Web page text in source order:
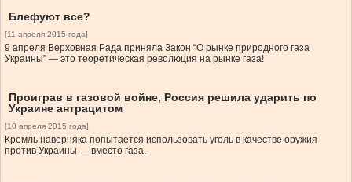
Блефуют все?
[11 апреля 2015 года]
9 апреля Верховная Рада приняла Закон “О рынке природного газа
Украины” — это теоретическая революция на рынке газа!
Проиграв в газовой войне, Россия решила ударить по
Украине антрацитом
[10 апреля 2015 года]
Кремль наверняка попытается использовать уголь в качестве оружия
против Украины — вместо газа.